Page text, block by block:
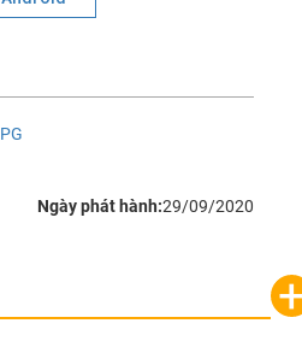
Ngày phát hành:29/09/2020